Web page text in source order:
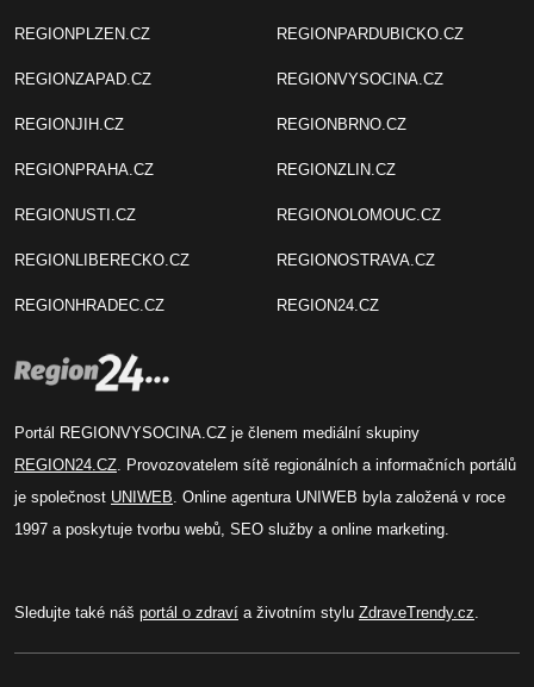
REGIONPLZEN.CZ
REGIONZAPAD.CZ
REGIONJIH.CZ
REGIONPRAHA.CZ
REGIONUSTI.CZ
REGIONLIBERECKO.CZ
REGIONHRADEC.CZ
REGIONPARDUBICKO.CZ
REGIONVYSOCINA.CZ
REGIONBRNO.CZ
REGIONZLIN.CZ
REGIONOLOMOUC.CZ
REGIONOSTRAVA.CZ
REGION24.CZ
Portál REGIONVYSOCINA.CZ je členem mediální skupiny
REGION24.CZ. Provozovatelem sítě regionálních a informačních portálů
je společnost UNIWEB. Online agentura UNIWEB byla založená v roce
1997 a poskytuje tvorbu webů, SEO služby a online marketing.
Sledujte také náš portál o zdraví a životním stylu ZdraveTrendy.cz.